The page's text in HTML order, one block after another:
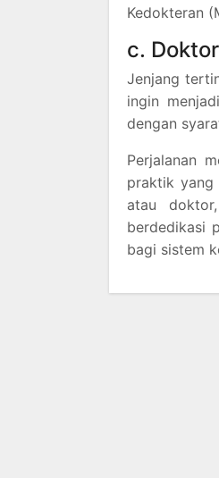
Kedokteran
c.
Jenjang
ingin
dengan
Perjalanan
praktik yang
atau
berdedikasi
bagi sistem